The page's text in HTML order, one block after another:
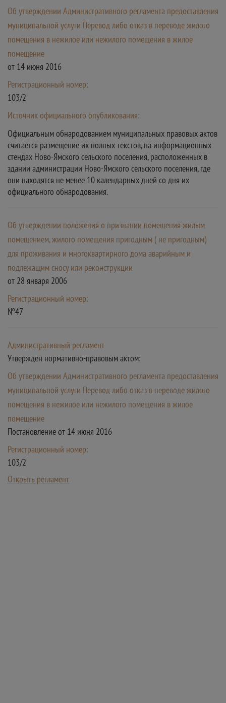
Об утверждении Административного регламента предоставления
муниципальной услуги Перевод либо отказ в переводе жилого
помещения в нежилое или нежилого помещения в жилое
помещение
от 14 июня 2016
Регистрационный номер:
103/2
Источник официального опубликования:
Официальным обнародованием муниципальных правовых актов
считается размещение их полных текстов, на информационных
стендах Ново-Ямского сельского поселения, расположенных в
здании администрации Ново-Ямского сельского поселения, где
они находятся не менее 10 календарных дней со дня их
официального обнародования.
Об утверждении положения о признании помещения жилым
помещением, жилого помещения пригодным ( не пригодным)
для проживания и многоквартирного дома аварийным и
подлежащим сносу или реконструкции
от 28 января 2006
Регистрационный номер:
№47
Административный регламент
Утвержден нормативно-правовым актом:
Об утверждении Административного регламента предоставления
муниципальной услуги Перевод либо отказ в переводе жилого
помещения в нежилое или нежилого помещения в жилое
помещение
Постановление от 14 июня 2016
Регистрационный номер:
103/2
Открыть регламент